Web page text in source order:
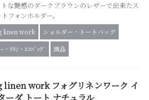
トな艶感のダークブラウンのレザーで出来たス
フォンホルダー。
linen work
ショルダー・トートバッグ
・ﾘﾈﾝ・ｴｺﾊﾞｯｸﾞ
商品
linen work フォグリネンワーク イ
ーダ トート ナチュラル